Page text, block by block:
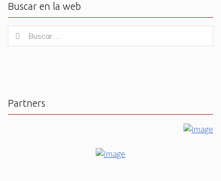
Buscar en la web
for:
Buscar
Partners